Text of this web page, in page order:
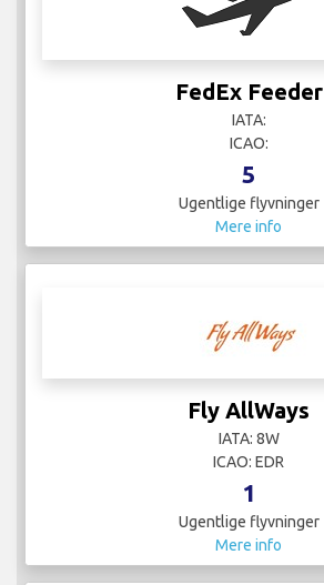
FedEx Feeder
IATA:
ICAO:
5
Ugentlige flyvninger
Mere info
Fly AllWays
IATA: 8W
ICAO: EDR
1
Ugentlige flyvninger
Mere info